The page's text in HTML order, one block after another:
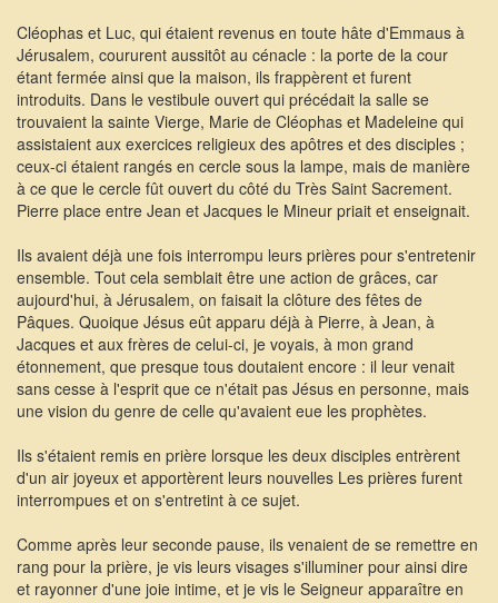
Cléophas et Luc, qui étaient revenus en toute hâte d'Emmaus à
Jérusalem, coururent aussitôt au cénacle : la porte de la cour
étant fermée ainsi que la maison, ils frappèrent et furent
introduits. Dans le vestibule ouvert qui précédait la salle se
trouvaient la sainte Vierge, Marie de Cléophas et Madeleine qui
assistaient aux exercices religieux des apôtres et des disciples ;
ceux-ci étaient rangés en cercle sous la lampe, mais de manière
à ce que le cercle fût ouvert du côté du Très Saint Sacrement.
Pierre place entre Jean et Jacques le Mineur priait et enseignait.
Ils avaient déjà une fois interrompu leurs prières pour s'entretenir
ensemble. Tout cela semblait être une action de grâces, car
aujourd'hui, à Jérusalem, on faisait la clôture des fêtes de
Pâques. Quoique Jésus eût apparu déjà à Pierre, à Jean, à
Jacques et aux frères de celui-ci, je voyais, à mon grand
étonnement, que presque tous doutaient encore : il leur venait
sans cesse à l'esprit que ce n'était pas Jésus en personne, mais
une vision du genre de celle qu'avaient eue les prophètes.
Ils s'étaient remis en prière lorsque les deux disciples entrèrent
d'un air joyeux et apportèrent leurs nouvelles Les prières furent
interrompues et on s'entretint à ce sujet.
Comme après leur seconde pause, ils venaient de se remettre en
rang pour la prière, je vis leurs visages s'illuminer pour ainsi dire
et rayonner d'une joie intime, et je vis le Seigneur apparaître en